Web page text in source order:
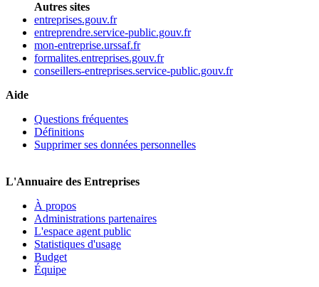
Autres sites
entreprises.gouv.fr
entreprendre.service-public.gouv.fr
mon-entreprise.urssaf.fr
formalites.entreprises.gouv.fr
conseillers-entreprises.service-public.gouv.fr
Aide
Questions fréquentes
Définitions
Supprimer ses données personnelles
L'Annuaire des Entreprises
À propos
Administrations partenaires
L'espace agent public
Statistiques d'usage
Budget
Équipe